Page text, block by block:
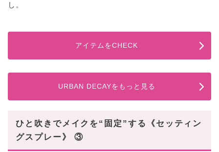
し。
アイテムをCHECK
URBAN DECAYをもっと見る
ひと吹きでメイクを“固定”する《セッティン
グスプレー》 ③